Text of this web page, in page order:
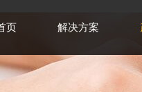
页 解决方案